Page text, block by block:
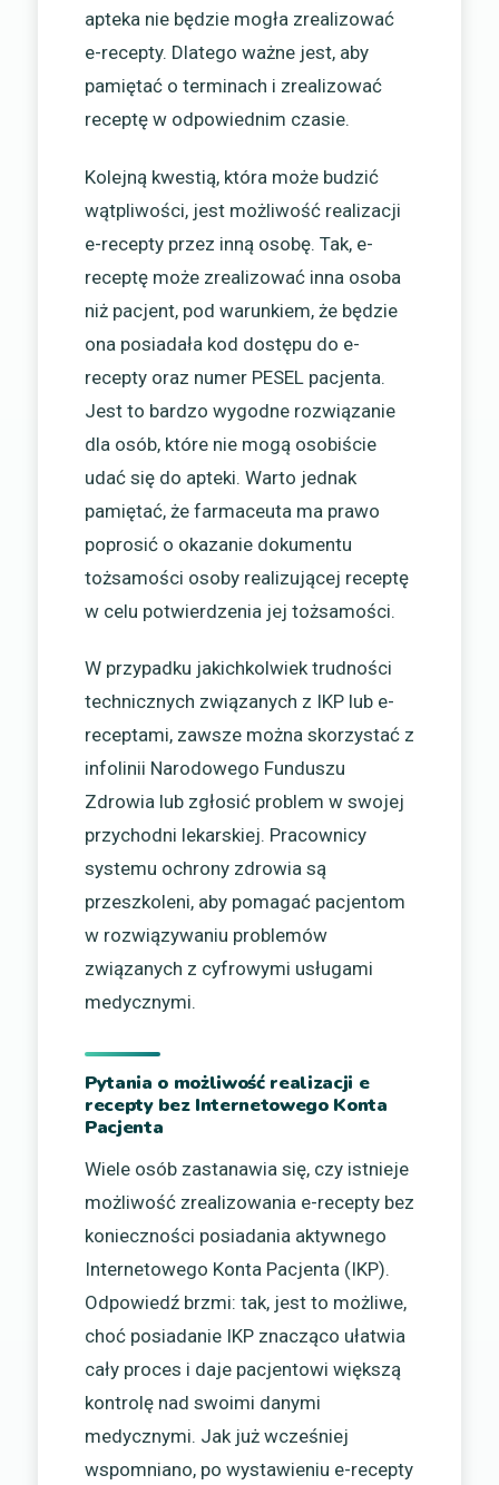
apteka nie będzie mogła zrealizować
e-recepty. Dlatego ważne jest, aby
pamiętać o terminach i zrealizować
receptę w odpowiednim czasie.
Kolejną kwestią, która może budzić
wątpliwości, jest możliwość realizacji
e-recepty przez inną osobę. Tak, e-
receptę może zrealizować inna osoba
niż pacjent, pod warunkiem, że będzie
ona posiadała kod dostępu do e-
recepty oraz numer PESEL pacjenta.
Jest to bardzo wygodne rozwiązanie
dla osób, które nie mogą osobiście
udać się do apteki. Warto jednak
pamiętać, że farmaceuta ma prawo
poprosić o okazanie dokumentu
tożsamości osoby realizującej receptę
w celu potwierdzenia jej tożsamości.
W przypadku jakichkolwiek trudności
technicznych związanych z IKP lub e-
receptami, zawsze można skorzystać z
infolinii Narodowego Funduszu
Zdrowia lub zgłosić problem w swojej
przychodni lekarskiej. Pracownicy
systemu ochrony zdrowia są
przeszkoleni, aby pomagać pacjentom
w rozwiązywaniu problemów
związanych z cyfrowymi usługami
medycznymi.
Pytania o możliwość realizacji e
recepty bez Internetowego Konta
Pacjenta
Wiele osób zastanawia się, czy istnieje
możliwość zrealizowania e-recepty bez
konieczności posiadania aktywnego
Internetowego Konta Pacjenta (IKP).
Odpowiedź brzmi: tak, jest to możliwe,
choć posiadanie IKP znacząco ułatwia
cały proces i daje pacjentowi większą
kontrolę nad swoimi danymi
medycznymi. Jak już wcześniej
wspomniano, po wystawieniu e-recepty